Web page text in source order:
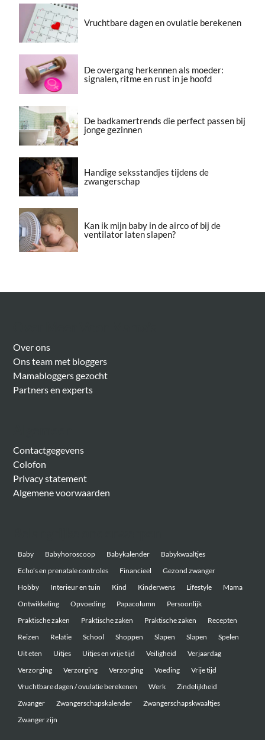
Vruchtbare dagen en ovulatie berekenen
De overgang herkennen als moeder:
signalen, ritme en rust in je hoofd
De badkamertrends die perfect passen bij
jonge gezinnen
Handige seksstandjes tijdens de
zwangerschap
Kan ik mijn baby in de airco of bij de
ventilator laten slapen?
Over ons
Ons team met bloggers
Mamabloggers gezocht
Partners en experts
Contactgegevens
Colofon
Privacy statement
Algemene voorwaarden
Baby Babyhoroscoop Babykalender
Babykwaaltjes
Echo’s en prenatale controles
Financieel
Gezond zwanger
Hobby
Interieur en tuin Kind Kinderwens Lifestyle
Mama
Ontwikkeling
Opvoeding Papacolumn
Persoonlijk
Praktische zaken
Praktische zaken Praktische zaken
Recepten
Reizen
Relatie School Shoppen Slapen Slapen
Spelen
Uit eten
Uitjes Uitjes en vrije tijd Veiligheid
Verjaardag
Verzorging
Verzorging Verzorging Voeding
Vrije tijd
Vruchtbare dagen / ovulatie berekenen
Werk
Zindelijkheid
Zwanger
Zwangerschapskalender
Zwangerschapskwaaltjes
Zwanger zijn